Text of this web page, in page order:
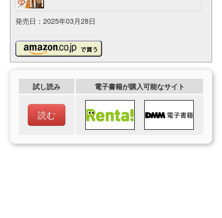
発売日：2025年03月28日
試し読み 電子書籍が購入可能なサイト
読む